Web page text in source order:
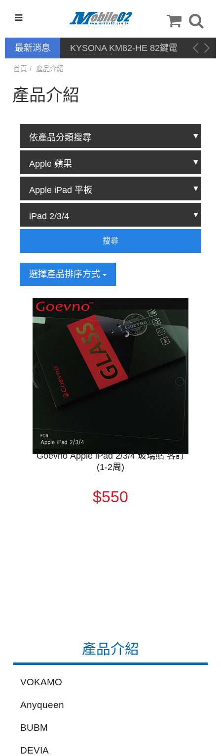
最新消息
KYSONA KM82-HE 82鍵電
競磁軸有線鍵盤 產品網頁驅
產品介紹
VOKAMO
Anyqueen
BUBM
DEVIA
首頁 產品介紹
產品介紹
搜尋
選擇產品排序方式
Goevno Apple iPad 2/3/4 玻璃貼 客訂
(1-2周)
$550